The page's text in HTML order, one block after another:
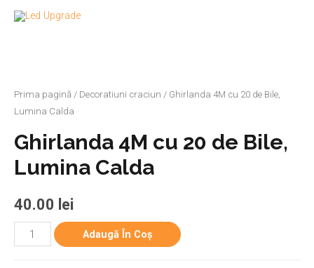
Prima pagină / Decoratiuni craciun / Ghirlanda 4M cu 20 de Bile,
Lumina Calda
Ghirlanda 4M cu 20 de Bile,
Lumina Calda
40.00 lei
Adaugă În Coș